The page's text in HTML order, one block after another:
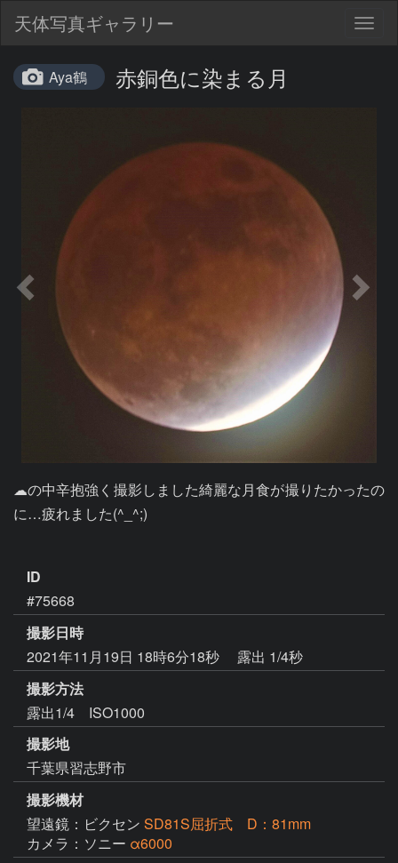
天体写真ギャラリー
Aya鶴 赤銅色に染まる月
☁の中辛抱強く撮影しました綺麗な月食が撮りたかったの
に…疲れました(^_^;)
ID
#75668
撮影日時
2021年11月19日 18時6分18秒
露出 1/4秒
撮影方法
露出1/4 ISO1000
撮影地
千葉県習志野市
撮影機材
望遠鏡：ビクセン SD81S屈折式 D：81mm
カメラ：ソニー α6000